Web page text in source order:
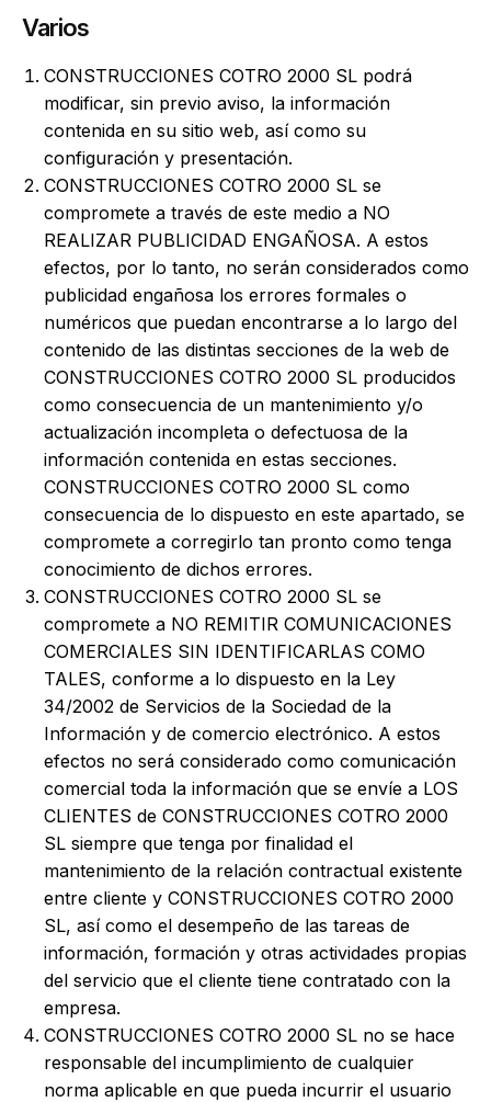
Varios
CONSTRUCCIONES COTRO 2000 SL podrá
modificar, sin previo aviso, la información
contenida en su sitio web, así como su
configuración y presentación.
CONSTRUCCIONES COTRO 2000 SL se
compromete a través de este medio a NO
REALIZAR PUBLICIDAD ENGAÑOSA. A estos
efectos, por lo tanto, no serán considerados como
publicidad engañosa los errores formales o
numéricos que puedan encontrarse a lo largo del
contenido de las distintas secciones de la web de
CONSTRUCCIONES COTRO 2000 SL producidos
como consecuencia de un mantenimiento y/o
actualización incompleta o defectuosa de la
información contenida en estas secciones.
CONSTRUCCIONES COTRO 2000 SL como
consecuencia de lo dispuesto en este apartado, se
compromete a corregirlo tan pronto como tenga
conocimiento de dichos errores.
CONSTRUCCIONES COTRO 2000 SL se
compromete a NO REMITIR COMUNICACIONES
COMERCIALES SIN IDENTIFICARLAS COMO
TALES, conforme a lo dispuesto en la Ley
34/2002 de Servicios de la Sociedad de la
Información y de comercio electrónico. A estos
efectos no será considerado como comunicación
comercial toda la información que se envíe a LOS
CLIENTES de CONSTRUCCIONES COTRO 2000
SL siempre que tenga por finalidad el
mantenimiento de la relación contractual existente
entre cliente y CONSTRUCCIONES COTRO 2000
SL, así como el desempeño de las tareas de
información, formación y otras actividades propias
del servicio que el cliente tiene contratado con la
empresa.
CONSTRUCCIONES COTRO 2000 SL no se hace
responsable del incumplimiento de cualquier
norma aplicable en que pueda incurrir el usuario